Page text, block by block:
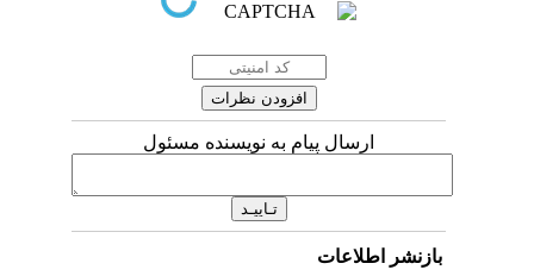
ارسال پیام به نویسنده مسئول
بازنشر اطلاعات